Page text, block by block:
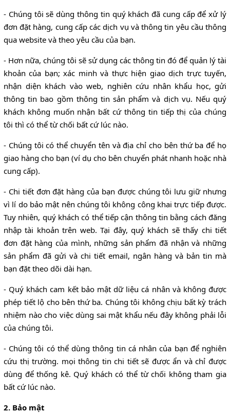
- Chúng tôi sẽ dùng thông tin quý khách đã cung cấp để xử lý
đơn đặt hàng, cung cấp các dịch vụ và thông tin yêu cầu thông
qua website và theo yêu cầu của bạn.
- Hơn nữa, chúng tôi sẽ sử dụng các thông tin đó để quản lý tài
khoản của bạn; xác minh và thực hiện giao dịch trực tuyến,
nhận diện khách vào web, nghiên cứu nhân khẩu học, gửi
thông tin bao gồm thông tin sản phẩm và dịch vụ. Nếu quý
khách không muốn nhận bất cứ thông tin tiếp thị của chúng
tôi thì có thể từ chối bất cứ lúc nào.
- Chúng tôi có thể chuyển tên và địa chỉ cho bên thứ ba để họ
giao hàng cho bạn (ví dụ cho bên chuyển phát nhanh hoặc nhà
cung cấp).
- Chi tiết đơn đặt hàng của bạn được chúng tôi lưu giữ nhưng
vì lí do bảo mật nên chúng tôi không công khai trực tiếp được.
Tuy nhiên, quý khách có thể tiếp cận thông tin bằng cách đăng
nhập tài khoản trên web. Tại đây, quý khách sẽ thấy chi tiết
đơn đặt hàng của mình, những sản phẩm đã nhận và những
sản phẩm đã gửi và chi tiết email, ngân hàng và bản tin mà
bạn đặt theo dõi dài hạn.
- Quý khách cam kết bảo mật dữ liệu cá nhân và không được
phép tiết lộ cho bên thứ ba. Chúng tôi không chịu bất kỳ trách
nhiệm nào cho việc dùng sai mật khẩu nếu đây không phải lỗi
của chúng tôi.
- Chúng tôi có thể dùng thông tin cá nhân của bạn để nghiên
cứu thị trường. mọi thông tin chi tiết sẽ được ẩn và chỉ được
dùng để thống kê. Quý khách có thể từ chối không tham gia
bất cứ lúc nào.
2. Bảo mật